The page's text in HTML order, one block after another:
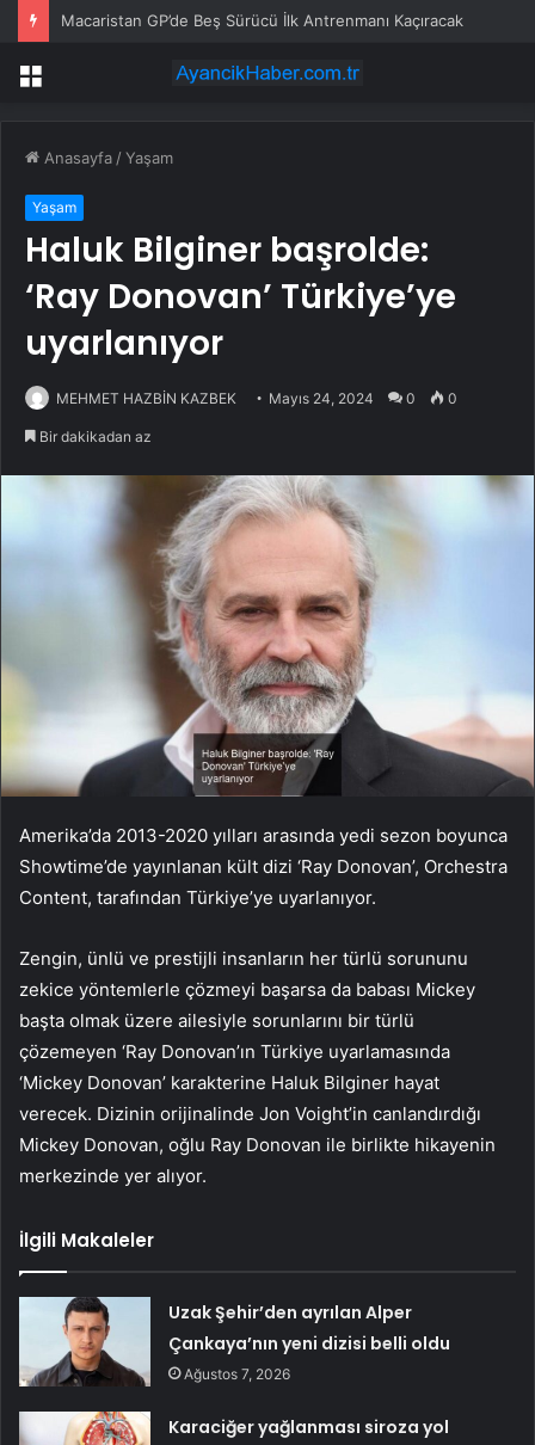
Macaristan GP’de Beş Sürücü İlk Antrenmanı Kaçıracak
Menü
Anasayfa /Yaşam
Yaşam
Haluk Bilginer başrolde:
‘Ray Donovan’ Türkiye’ye
uyarlanıyor
MEHMET HAZBİN KAZBEK Mayıs 24, 2024 0 0
Bir dakikadan az
Amerika’da 2013-2020 yılları arasında yedi sezon boyunca
Showtime’de yayınlanan kült dizi ‘Ray Donovan’, Orchestra
Content, tarafından Türkiye’ye uyarlanıyor.
Zengin, ünlü ve prestijli insanların her türlü sorununu
zekice yöntemlerle çözmeyi başarsa da babası Mickey
başta olmak üzere ailesiyle sorunlarını bir türlü
çözemeyen ‘Ray Donovan’ın Türkiye uyarlamasında
‘Mickey Donovan’ karakterine Haluk Bilginer hayat
verecek. Dizinin orijinalinde Jon Voight’in canlandırdığı
Mickey Donovan, oğlu Ray Donovan ile birlikte hikayenin
merkezinde yer alıyor.
İlgili Makaleler
Uzak Şehir’den ayrılan Alper
Çankaya’nın yeni dizisi belli oldu
Ağustos 7, 2026
Karaciğer yağlanması siroza yol